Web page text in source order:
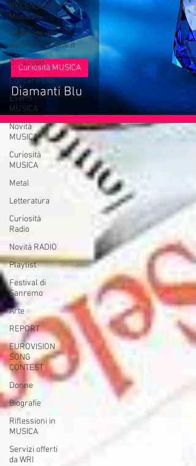
RECENSIONI
Musicali
Interviste di
webradioitaliane.it
Oroscopo
Concerti Live
Eventi
MUSICA
Novità
MUSICA
Curiosità
MUSICA
Metal
Letteratura
Curiosità
Radio
Novità RADIO
Playlist
Festival di
Sanremo
Arte
REPORT
EUROVISION
SONG
CONTEST
Donne
Biografie
Riflessioni in
MUSICA
Servizi offerti
da WRI
Diamanti Blu
Curiosità MUSICA